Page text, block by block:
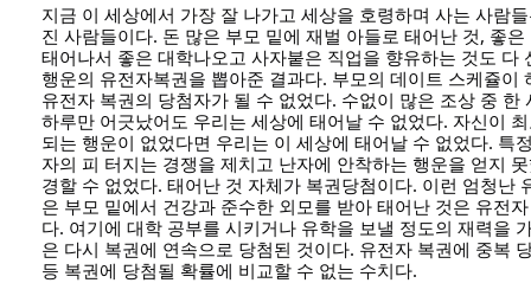
지금 이 세상에서 가장 잘 나가고 세상을 호령하며 사는 사람
진 사람들이다. 돈 많은 부모 밑에 재벌 아들로 태어난 것, 좋
태어나서 좋은 대학나오고 사자붙은 직업을 향유하는 것도 다
행운의 유전자복권을 뽑아준 결과다. 부모의 데이트 스케쥴이
유전자 복권의 당첨자가 될 수 없었다. 수없이 많은 조상 중 한
하루만 어긋났어도 우리는 세상에 태어날 수 없었다. 자신이
되는 행운이 없었다면 우리는 이 세상에 태어날 수 없었다. 특
자의 피 터지는 경쟁을 제치고 난자에 안착하는 행운을 얻지
경할 수 없었다. 태어난 것 자체가 복권당첨이다. 이런 엄청난
은 부모 밑에서 건강과 준수한 외모를 받아 태어난 것은 유전
다. 여기에 대학 공부를 시키거나 유학을 보낼 정도의 재력을
은 다시 복권에 연속으로 당첨된 것이다. 유전자 복권에 중복
등 복권에 당첨될 확률에 비교할 수 없는 수치다.